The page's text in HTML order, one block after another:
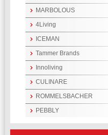
MARBOLOUS
4Living
ICEMAN
Tammer Brands
Innoliving
CULINARE
ROMMELSBACHER
PEBBLY